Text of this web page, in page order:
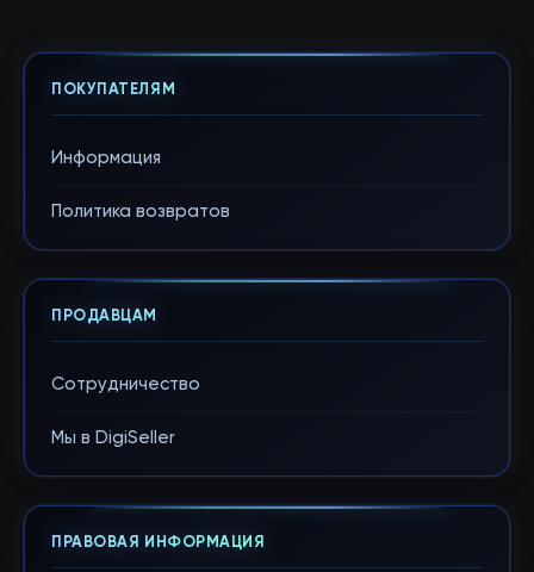
ПОКУПАТЕЛЯМ
Информация
Политика возвратов
ПРОДАВЦАМ
Сотрудничество
Мы в DigiSeller
ПРАВОВАЯ ИНФОРМАЦИЯ